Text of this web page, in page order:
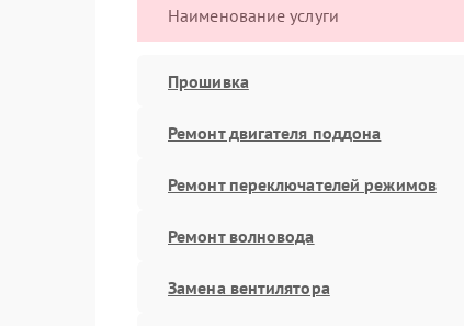
Наименование услуги
Прошивка
Ремонт двигателя поддона
Ремонт переключателей режимов
Ремонт волновода
Замена вентилятора